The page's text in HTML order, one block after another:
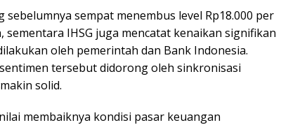
sempat menembus level Rp18.000 per
IHSG juga mencatat kenaikan signifikan
oleh pemerintah dan Bank Indonesia.
tersebut didorong oleh sinkronisasi
solid.
membaiknya kondisi pasar keuangan